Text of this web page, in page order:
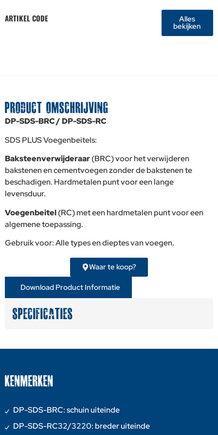
ARTIKEL CODE Alles
bekijken
PRODUCT OMSCHRIJVING
DP-SDS-BRC / DP-SDS-RC
SDS PLUS Voegenbeitels:
Baksteenverwijderaar(BRC) voor het verwijderen
bakstenen en cementvoegen zonder de bakstenen te
beschadigen. Hardmetalen punt voor een lange
levensduur.
Voegenbeitel(RC) met een hardmetalen punt voor een
algemene toepassing.
Gebruik voor: Alle types en dieptes van voegen.
Waar te koop?
Download Product Informatie
SPECIFICATIES
KENMERKEN
DP-SDS-BRC: schuin uiteinde
DP-SDS-RC32/3220: breder uiteinde